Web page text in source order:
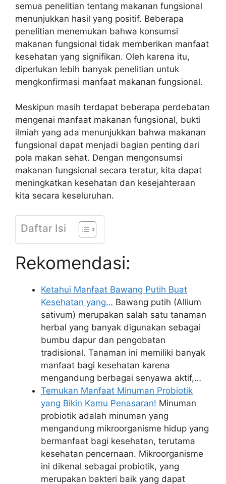
semua penelitian tentang makanan fungsional
menunjukkan hasil yang positif. Beberapa
penelitian menemukan bahwa konsumsi
makanan fungsional tidak memberikan manfaat
kesehatan yang signifikan. Oleh karena itu,
diperlukan lebih banyak penelitian untuk
mengkonfirmasi manfaat makanan fungsional.
Meskipun masih terdapat beberapa perdebatan
mengenai manfaat makanan fungsional, bukti
ilmiah yang ada menunjukkan bahwa makanan
fungsional dapat menjadi bagian penting dari
pola makan sehat. Dengan mengonsumsi
makanan fungsional secara teratur, kita dapat
meningkatkan kesehatan dan kesejahteraan
kita secara keseluruhan.
Daftar Isi
Rekomendasi:
Ketahui Manfaat Bawang Putih Buat
Kesehatan yang… Bawang putih (Allium
sativum) merupakan salah satu tanaman
herbal yang banyak digunakan sebagai
bumbu dapur dan pengobatan
tradisional. Tanaman ini memiliki banyak
manfaat bagi kesehatan karena
mengandung berbagai senyawa aktif,…
Temukan Manfaat Minuman Probiotik
yang Bikin Kamu Penasaran! Minuman
probiotik adalah minuman yang
mengandung mikroorganisme hidup yang
bermanfaat bagi kesehatan, terutama
kesehatan pencernaan. Mikroorganisme
ini dikenal sebagai probiotik, yang
merupakan bakteri baik yang dapat